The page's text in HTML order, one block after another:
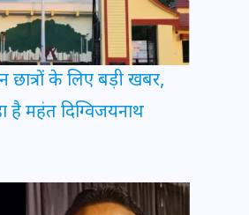
के लिए बड़ी खबर,
है महंत दिग्विजयनाथ